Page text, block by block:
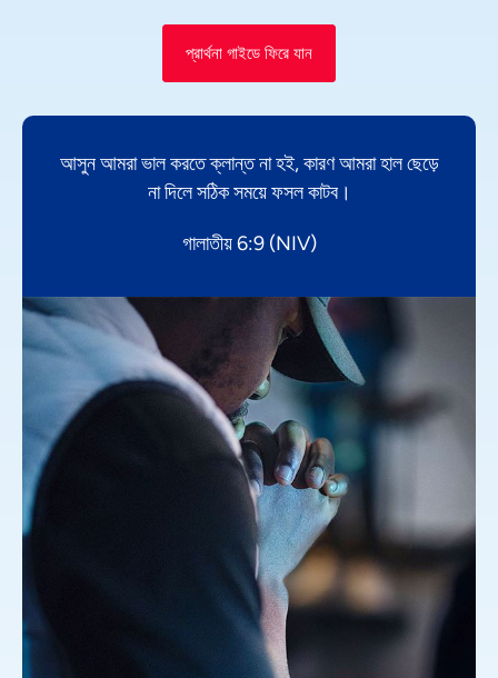
প্রার্থনা গাইডে ফিরে যান
আসুন আমরা ভাল করতে ক্লান্ত না হই, কারণ আমরা হাল ছেড়ে
না দিলে সঠিক সময়ে ফসল কাটব।
গালাতীয় 6:9 (NIV)